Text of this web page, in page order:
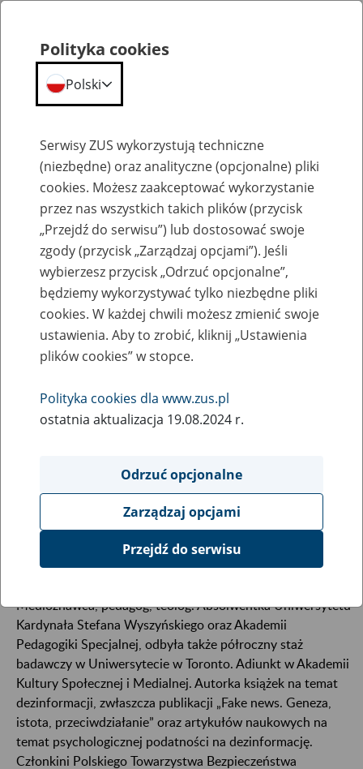
Biogramy
Dr Klaudia Rosińska
Medioznawca, pedagog, teolog. Absolwentka Uniwersytetu
Kardynała Stefana Wyszyńskiego oraz Akademii
Pedagogiki Specjalnej, odbyła także półroczny staż
badawczy w Uniwersytecie w Toronto. Adiunkt w Akademii
Kultury Społecznej i Medialnej. Autorka książek na temat
dezinformacji, zwłaszcza publikacji „Fake news. Geneza,
istota, przeciwdziałanie” oraz artykułów naukowych na
temat psychologicznej podatności na dezinformację.
Członkini Polskiego Towarzystwa Bezpieczeństwa
Polityka cookies
Polski
Serwisy ZUS wykorzystują techniczne
(niezbędne) oraz analityczne (opcjonalne) pliki
cookies. Możesz zaakceptować wykorzystanie
przez nas wszystkich takich plików (przycisk
„Przejdź do serwisu”) lub dostosować swoje
zgody (przycisk „Zarządzaj opcjami”). Jeśli
wybierzesz przycisk „Odrzuć opcjonalne”,
będziemy wykorzystywać tylko niezbędne pliki
cookies. W każdej chwili możesz zmienić swoje
ustawienia. Aby to zrobić, kliknij „Ustawienia
plików cookies” w stopce.
Polityka cookies dla www.zus.pl
ostatnia aktualizacja 19.08.2024 r.
Odrzuć opcjonalne
Zarządzaj opcjami
Przejdź do serwisu